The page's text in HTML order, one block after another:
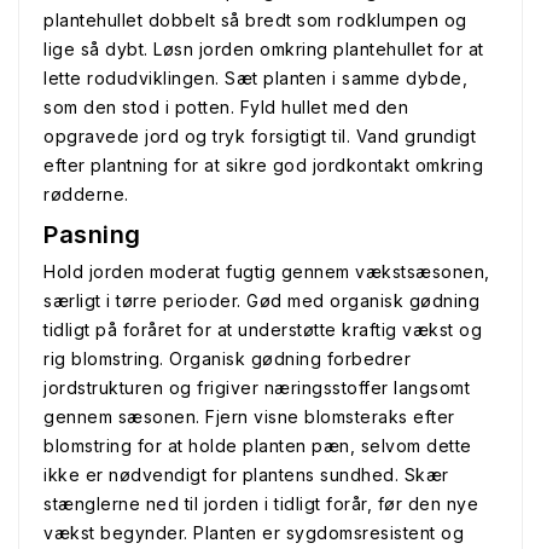
plantehullet dobbelt så bredt som rodklumpen og
lige så dybt. Løsn jorden omkring plantehullet for at
lette rodudviklingen. Sæt planten i samme dybde,
som den stod i potten. Fyld hullet med den
opgravede jord og tryk forsigtigt til. Vand grundigt
efter plantning for at sikre god jordkontakt omkring
rødderne.
Pasning
Hold jorden moderat fugtig gennem vækstsæsonen,
særligt i tørre perioder. Gød med organisk gødning
tidligt på foråret for at understøtte kraftig vækst og
rig blomstring. Organisk gødning forbedrer
jordstrukturen og frigiver næringsstoffer langsomt
gennem sæsonen. Fjern visne blomsteraks efter
blomstring for at holde planten pæn, selvom dette
ikke er nødvendigt for plantens sundhed. Skær
stænglerne ned til jorden i tidligt forår, før den nye
vækst begynder. Planten er sygdomsresistent og